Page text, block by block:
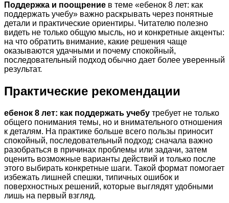
Поддержка и поощрение в теме «ебенок 8 лет: как
поддержать учебу» важно раскрывать через понятные
детали и практические ориентиры. Читателю полезно
видеть не только общую мысль, но и конкретные акценты:
на что обратить внимание, какие решения чаще
оказываются удачными и почему спокойный,
последовательный подход обычно дает более уверенный
результат.
Практические рекомендации
ебенок 8 лет: как поддержать учебу требует не только
общего понимания темы, но и внимательного отношения
к деталям. На практике больше всего пользы приносит
спокойный, последовательный подход: сначала важно
разобраться в причинах проблемы или задачи, затем
оценить возможные варианты действий и только после
этого выбирать конкретные шаги. Такой формат помогает
избежать лишней спешки, типичных ошибок и
поверхностных решений, которые выглядят удобными
лишь на первый взгляд.